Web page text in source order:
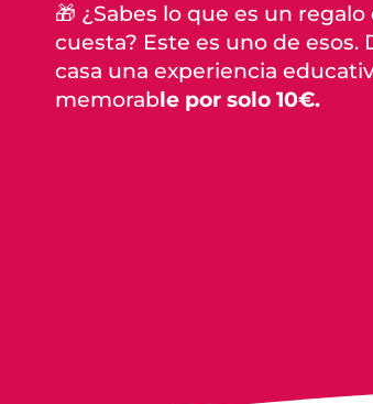
🎁 ¿Sabes lo que es un
cuesta? Este es uno de esos.
casa una experiencia
memorable por solo 10€.